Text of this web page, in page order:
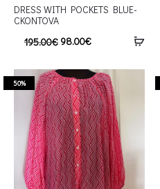
DRESS WITH POCKETS BLUE-
CKONTOVA
195.00€ 98.00€
50%